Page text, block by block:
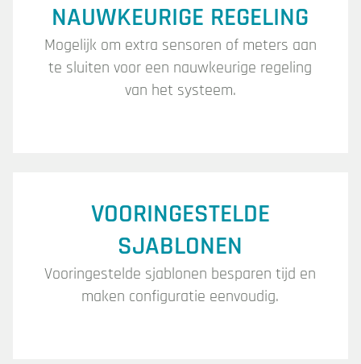
NAUWKEURIGE REGELING
Mogelijk om extra sensoren of meters aan
te sluiten voor een nauwkeurige regeling
van het systeem.
VOORINGESTELDE
SJABLONEN
Vooringestelde sjablonen besparen tijd en
maken configuratie eenvoudig.